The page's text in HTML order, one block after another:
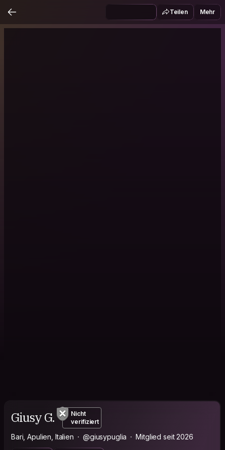
Teilen Mehr
Giusy G.
Nicht
verifiziert
Bari, Apulien, Italien @giusypuglia Mitglied seit 2026